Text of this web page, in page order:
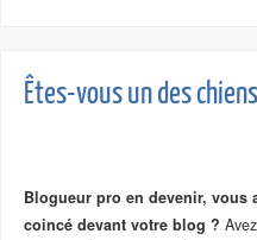
Êtes-vous un des
Blogueur pro en devenir,
coincé devant votre blog ?